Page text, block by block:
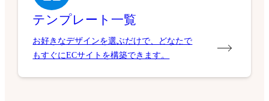
テンプレート一覧
お好きなデザインを選ぶだけで、どなたで
もすぐにECサイトを構築できます。